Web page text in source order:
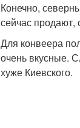
Конечно,
сейчас продают,
Для конвеера
очень вкусные.
хуже Киевского.